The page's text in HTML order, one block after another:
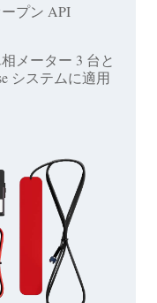
プン API
メーター 3 台と
システムに適用